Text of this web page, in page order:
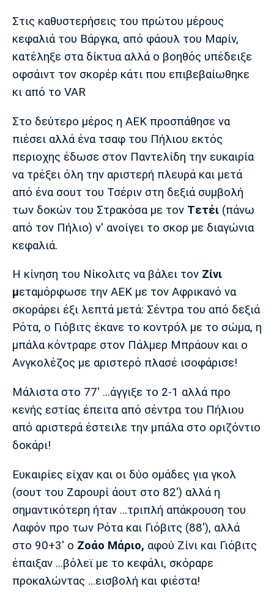
Στις καθυστερήσεις του πρώτου μέρους
κεφαλιά του Βάργκα, από φάουλ του Μαρίν,
κατέληξε στα δίκτυα αλλά ο βοηθός υπέδειξε
οφσάιντ τον σκορέρ κάτι που επιβεβαίωθηκε
κι από το VAR
Στο δεύτερο μέρος η ΑΕΚ προσπάθησε να
πιέσει αλλά ένα τσαφ του Πήλιου εκτός
περιοχης έδωσε στον Παντελίδη την ευκαιρία
να τρέξει όλη την αριστερή πλευρά και μετά
από ένα σουτ του Τσέριν στη δεξιά συμβολή
των δοκών του Στρακόσα με τον Tετέι (πάνω
από τον Πήλιο) ν' ανοίγει το σκορ με διαγώνια
κεφαλιά.
Η κίνηση του Νίκολιτς να βάλει τον Ζίνι
μεταμόρφωσε την ΑΕΚ με τον Αφρικανό να
σκοράρει έξι λεπτά μετά: Σέντρα του από δεξιά
Ρότα, ο Γιόβιτς έκανε το κοντρόλ με το σώμα, η
μπάλα κόντραρε στον Πάλμερ Μπράουν και ο
Ανγκολέζος με αριστερό πλασέ ισοφάρισε!
Μάλιστα στο 77' ...άγγιξε το 2-1 αλλά προ
κενής εστίας έπειτα από σέντρα του Πήλιου
από αριστερά έστειλε την μπάλα στο οριζόντιο
δοκάρι!
Eυκαιρίες είχαν και οι δύο ομάδες για γκολ
(σουτ του Ζαρουρί άουτ στο 82') αλλά η
σημαντικότερη ήταν ...τριπλή απάκρουση του
Λαφόν προ των Ρότα και Γιόβιτς (88'), αλλά
στο 90+3' ο Ζοάο Μάριο, αφού Ζίνι και Γιόβιτς
έπαιξαν ...βόλεϊ με το κεφάλι, σκόραρε
προκαλώντας ...εισβολή και φιέστα!